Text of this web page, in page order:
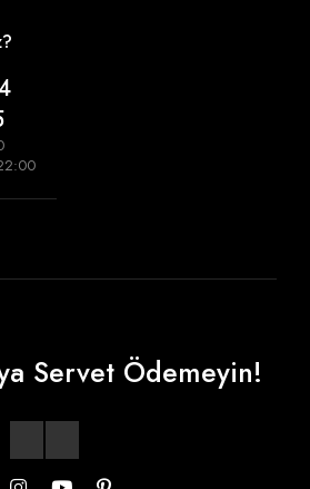
Servet Ödemeyin!